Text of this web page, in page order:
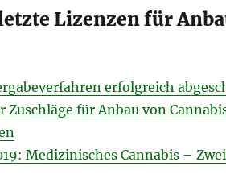
Lizenzen für
erfolgreich
für Anbau von
Medizinisches Cannabis –